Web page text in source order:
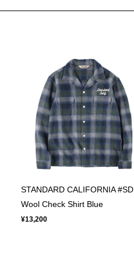
STANDARD CALIFORNIA #SD
Wool Check Shirt Blue
¥13,200